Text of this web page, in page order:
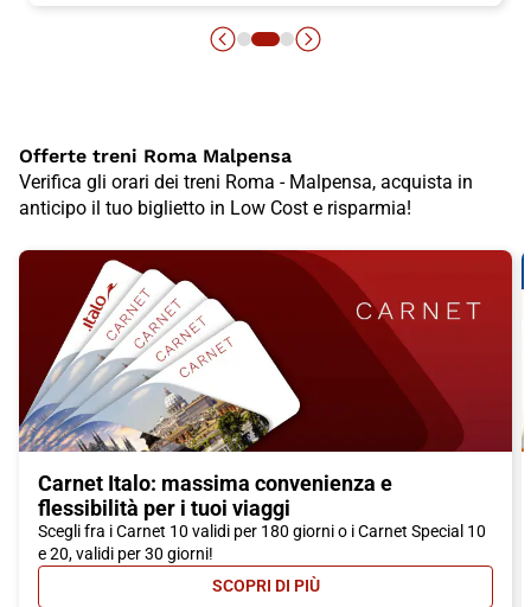
Offerte treni Roma Malpensa
Verifica gli orari dei treni Roma - Malpensa, acquista in
anticipo il tuo biglietto in Low Cost e risparmia!
Carnet Italo: massima convenienza e
flessibilità per i tuoi viaggi
Scegli fra i Carnet 10 validi per 180 giorni o i Carnet Special 10
e 20, validi per 30 giorni!
SCOPRI DI PIÙ- CARNET ITALO: MASSIMA